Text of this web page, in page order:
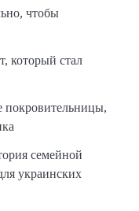
чтобы
который стал
покровительницы,
семейной
украинских